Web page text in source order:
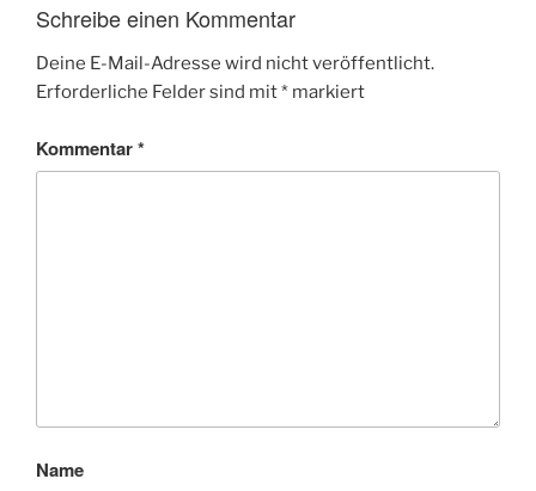
Schreibe einen Kommentar
Deine E-Mail-Adresse wird nicht veröffentlicht.
Erforderliche Felder sind mit* markiert
Kommentar*
Name